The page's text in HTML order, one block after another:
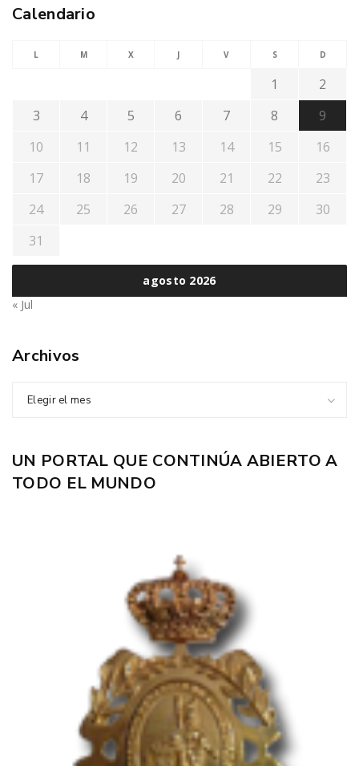
Calendario
agosto 2026
L M X J V S D
1
2
3
4 5 6 7 8
9
10
11 12 13 14 15
16
17
18 19 20 21 22
23
24
25 26 27 28 29
30
31
« Jul
Archivos
Elegir el mes
UN PORTAL QUE CONTINÚA ABIERTO A
TODO EL MUNDO